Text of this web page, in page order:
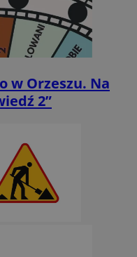
w Orzeszu. Na
2”